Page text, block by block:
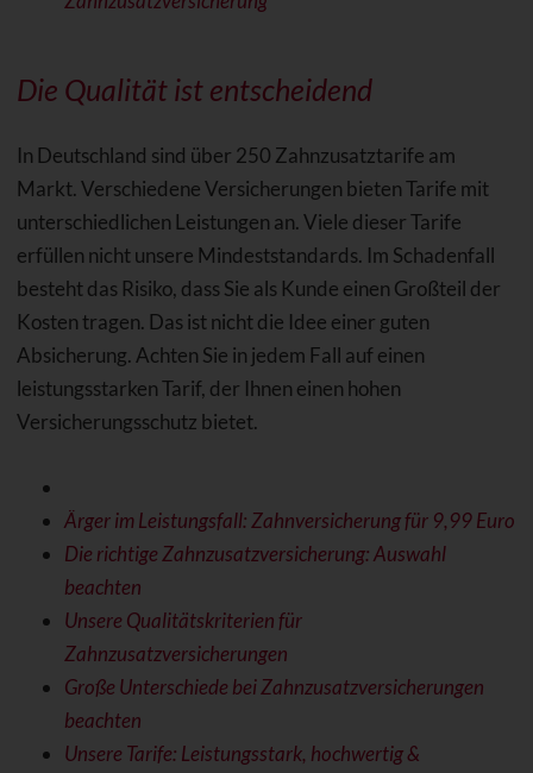
Die Qualität ist entscheidend
In Deutschland sind über 250 Zahnzusatztarife am
Markt. Verschiedene Versicherungen bieten Tarife mit
unterschiedlichen Leistungen an. Viele dieser Tarife
erfüllen nicht unsere Mindeststandards. Im Schadenfall
besteht das Risiko, dass Sie als Kunde einen Großteil der
Kosten tragen. Das ist nicht die Idee einer guten
Absicherung. Achten Sie in jedem Fall auf einen
leistungsstarken Tarif, der Ihnen einen hohen
Versicherungsschutz bietet.
Ärger im Leistungsfall: Zahnversicherung für 9,99 Euro
Die richtige Zahnzusatzversicherung: Auswahl
beachten
Unsere Qualitätskriterien für
Zahnzusatzversicherungen
Große Unterschiede bei Zahnzusatzversicherungen
beachten
Unsere Tarife: Leistungsstark, hochwertig &